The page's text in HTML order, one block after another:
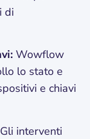
di
Wowflow
lo stato e
e chiavi
Gli interventi